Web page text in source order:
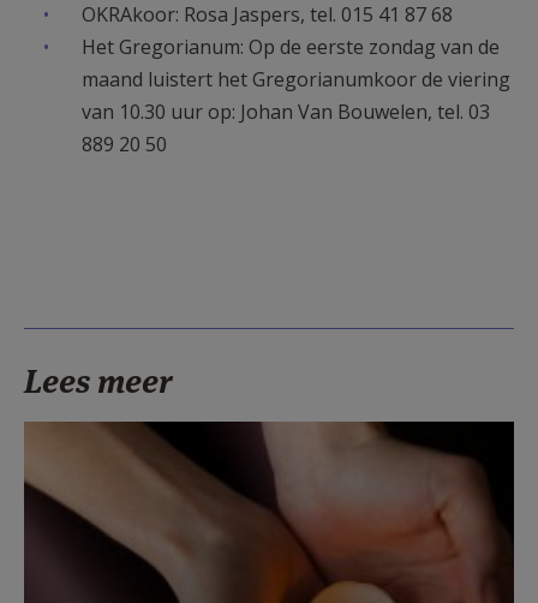
OKRAkoor: Rosa Jaspers, tel. 015 41 87 68
Het Gregorianum: Op de eerste zondag van de
maand luistert het Gregorianumkoor de viering
van 10.30 uur op: Johan Van Bouwelen, tel. 03
889 20 50
Lees meer